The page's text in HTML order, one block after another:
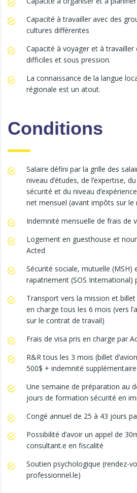
Capacité à travailler avec des
cultures différentes
Capacité à voyager et à travailler
difficiles et sous pression.
La connaissance de la langue
régionale est un atout.
Conditions
Salaire défini par la grille des
niveau d’études, de l’expertise,
sécurité et du niveau
net mensuel (avant impôts sur le
Indemnité mensuelle de frais de
Logement en guesthouse et
Acted
Sécurité sociale, mutuelle (MSH)
rapatriement (SOS International)
Transport vers la mission et
en charge tous les 6 mois (vers
sur le contrat de travail)
Frais de visa pris en charge par
R&R tous les 3 mois (billet
500$ + indemnité
Une semaine de préparation au
jours de formation sécurité en
Congé annuel de 25 à 43 jours
Possibilité d’avoir un appel de
consultant.e en fiscalité
Soutien psychologique (rendez-
professionnel.le)